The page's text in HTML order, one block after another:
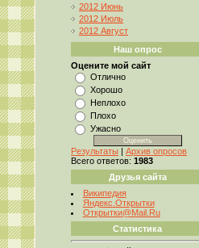
2012 Июнь
2012 Июль
2012 Август
Наш опрос
Оцените мой сайт
Отлично
Хорошо
Неплохо
Плохо
Ужасно
Результаты | Архив опросов
Всего ответов: 1983
Друзья сайта
Википедия
Яндекс.Открытки
Открытки@Mail.Ru
Статистика